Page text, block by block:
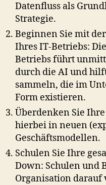
Datenfluss als
Strategie.
Beginnen Sie mit
Ihres IT-Betriebs:
Betriebs führt
durch die AI und
sammeln, die im
Form existieren.
Überdenken Sie
hierbei in neuen
Geschäftsmodellen.
Schulen Sie Ihre
Down: Schulen und
Organisation darauf